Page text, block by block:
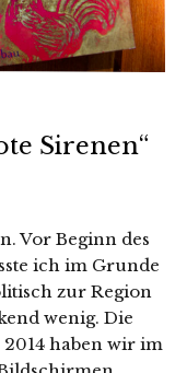
Sirenen“
Vor Beginn des
ich im Grunde
zur Region
wenig. Die
haben wir im